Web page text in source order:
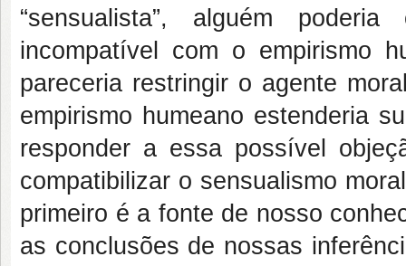
“sensualista”, alguém
incompatível com o empirismo
pareceria restringir o agente
empirismo humeano estenderia
responder a essa possível
compatibilizar o sensualismo
primeiro é a fonte de nosso
as conclusões de nossas